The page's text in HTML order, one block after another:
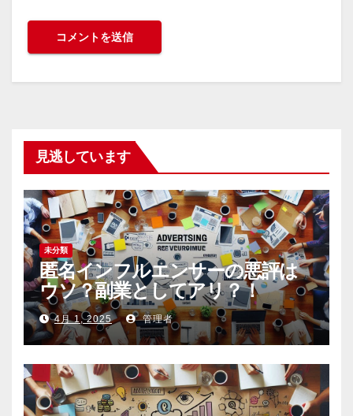
見逃しています
未分類
匿名インフルエンサーの悪評は
ウソ？副業としてアリ？！
4月 1, 2025 管理者